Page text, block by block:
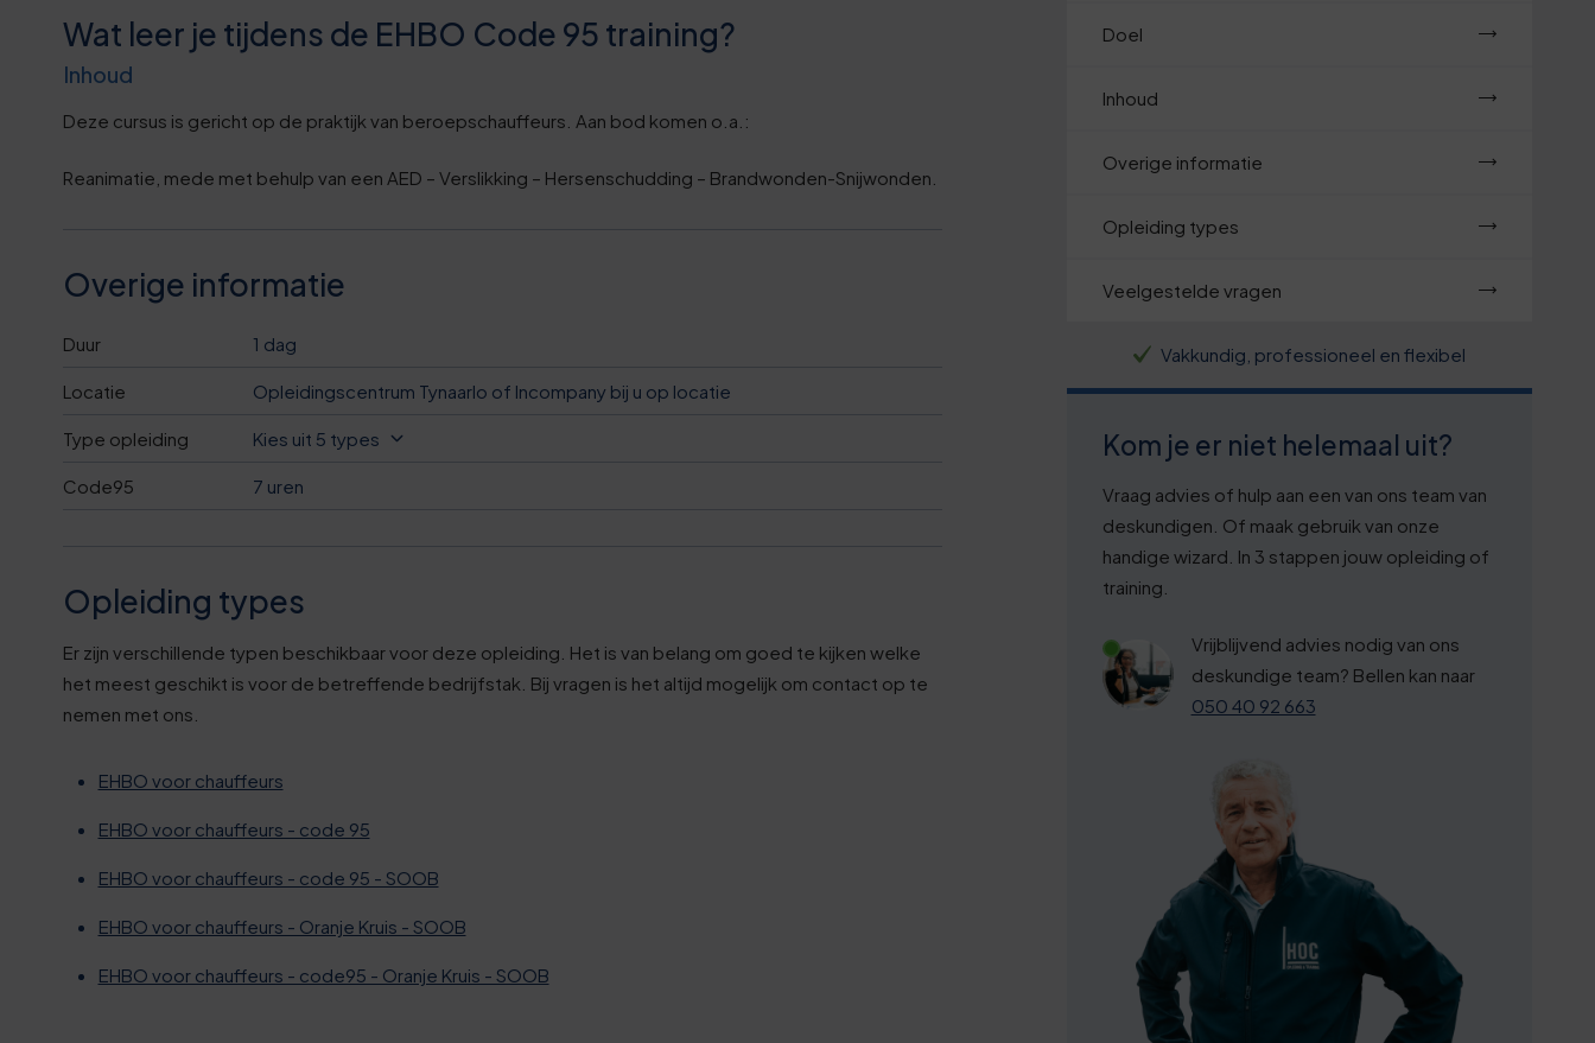
Wat leer je tijdens de EHBO Code 95 training?
Inhoud
Deze cursus is gericht op de praktijk van beroepschauffeurs. Aan bod komen o.a.:
Reanimatie, mede met behulp van een AED – Verslikking – Hersenschudding – Brandwonden-Snijwonden.
Overige informatie
Duur 1 dag
Locatie Opleidingscentrum Tynaarlo of Incompany bij u op locatie
Type opleiding Kies uit 5 types
Code95 7 uren
Opleiding types
Er zijn verschillende typen beschikbaar voor deze opleiding. Het is van belang om goed te kijken welke
het meest geschikt is voor de betreffende bedrijfstak. Bij vragen is het altijd mogelijk om contact op te
nemen met ons.
EHBO voor chauffeurs
EHBO voor chauffeurs - code 95
EHBO voor chauffeurs - code 95 - SOOB
EHBO voor chauffeurs - Oranje Kruis - SOOB
EHBO voor chauffeurs - code95 - Oranje Kruis - SOOB
Doel
Inhoud
Overige informatie
Opleiding types
Veelgestelde vragen
Vakkundig, professioneel en flexibel
Kom je er niet helemaal uit?
Vraag advies of hulp aan een van ons team van
deskundigen. Of maak gebruik van onze
handige wizard. In 3 stappen jouw opleiding of
training.
Vrijblijvend advies nodig van ons
deskundige team? Bellen kan naar
050 40 92 663
3
9
6
9
2
5
8
1
4
8
9
0
0
1
4
4
6
7
7
8
4
0
5
5
0
6
1
6
1
1
7
2
7
2
6
7
1
1
6